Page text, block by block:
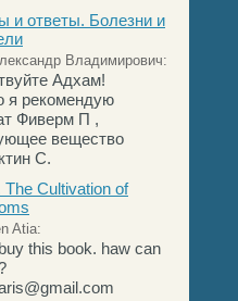
и ответы. Болезни и
Владимирович:
Адхам!
я рекомендую
Фиверм П ,
вещество
С.
The Cultivation of
Atia:
this book. haw can